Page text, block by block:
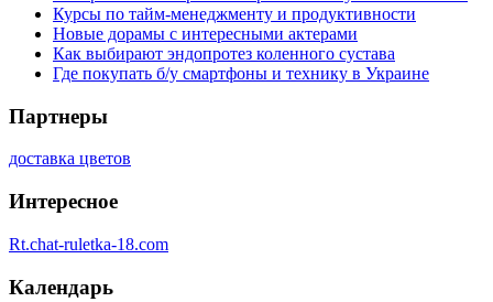
Курсы по тайм-менеджменту и продуктивности
Новые дорамы с интересными актерами
Как выбирают эндопротез коленного сустава
Где покупать б/у смартфоны и технику в Украине
Партнеры
доставка цветов
Интересное
Rt.chat-ruletka-18.com
Календарь